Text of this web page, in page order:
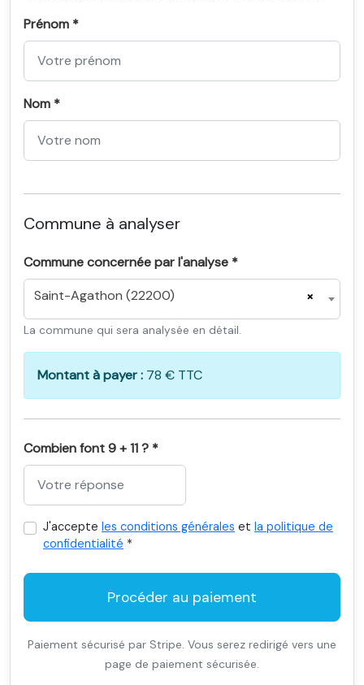
Prénom *
Nom *
Commune à analyser
Commune concernée par l'analyse *
×
Saint-Agathon (22200)
La commune qui sera analysée en détail.
Montant à payer : 78 € TTC
Combien font 9 + 11 ? *
J'accepte les conditions générales et la politique de
confidentialité *
Procéder au paiement
Paiement sécurisé par Stripe. Vous serez redirigé vers une
page de paiement sécurisée.